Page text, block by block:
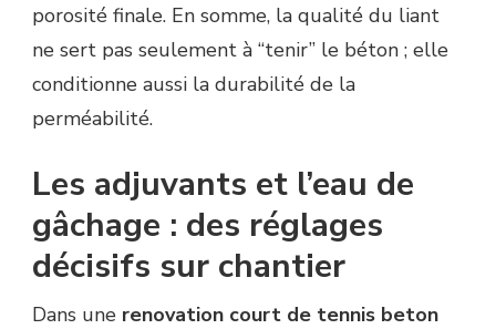
porosité finale. En somme, la qualité du liant
ne sert pas seulement à “tenir” le béton ; elle
conditionne aussi la durabilité de la
perméabilité.
Les adjuvants et l’eau de
gâchage : des réglages
décisifs sur chantier
Dans une renovation court de tennis beton